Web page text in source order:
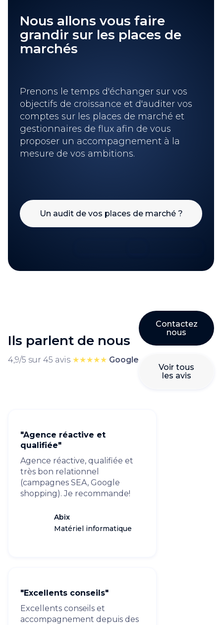
Nous allons vous faire
grandir sur les places de
marchés
Prenons le temps d'échanger sur vos
objectifs de croissance et d'auditer vos
comptes sur les places de marché et
gestionnaires de flux afin de vous
proposer un accompagnement à la
mesure de vos ambitions.
Un audit de vos places de marché ?
Ils parlent de nous
4,9/5 sur 45 avis ★★★★★ Google
Contactez
nous
Voir tous
les avis
"Agence réactive et
qualifiée"
Agence réactive, qualifiée et
très bon relationnel
(campagnes SEA, Google
shopping). Je recommande!
Abix
Matériel informatique
"Excellents conseils"
Excellents conseils et
accompagnement depuis des